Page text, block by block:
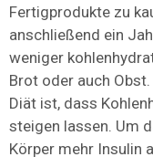
Fertigprodukte zu
anschließend ein
weniger
Brot oder auch
Diät ist, dass
steigen lassen. Um
Körper mehr Insulin